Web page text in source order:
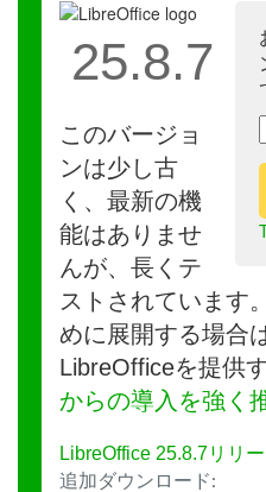
25.8.7
このバージョ
ンは少し古
く、最新の機
能はありませ
んが、長くテ
ストされています
めに展開する場合
LibreOfficeを提供
からの導入を強く
LibreOffice 25.8.7リリ
追加ダウンロード: